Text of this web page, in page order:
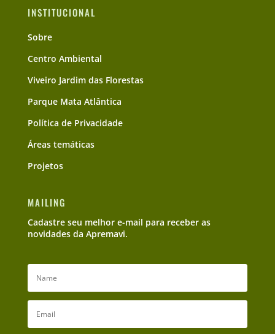
INSTITUCIONAL
Sobre
Centro Ambiental
Viveiro Jardim das Florestas
Parque Mata Atlântica
Política de Privacidade
Áreas temáticas
Projetos
MAILING
Cadastre seu melhor e-mail para receber as
novidades da Apremavi.